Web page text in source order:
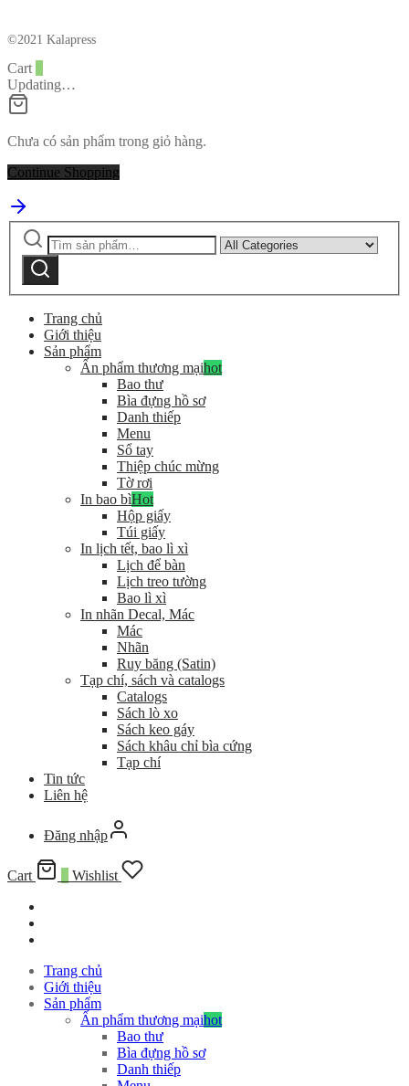
©2021 Kalapress
Cart
Updating…
Chưa có sản phẩm trong giỏ hàng.
Continue Shopping
Tìm
kiếm:
Narrow
by
Tìm
kiếm
Trang chủ
Giới thiệu
Sản phẩm
Ấn phẩm thương mạihot
Bao thư
Bìa đựng hồ sơ
Danh thiếp
Menu
Sổ tay
Thiệp chúc mừng
Tờ rơi
In bao bìHot
Hộp giấy
Túi giấy
In lịch tết, bao lì xì
Lịch để bàn
Lịch treo tường
Bao lì xì
In nhãn Decal, Mác
Mác
Nhãn
Ruy băng (Satin)
Tạp chí, sách và catalogs
Catalogs
Sách lò xo
Sách keo gáy
Sách khâu chỉ bìa cứng
Tạp chí
Tin tức
Liên hệ
Đăng nhập
Cart Wishlist
Trang chủ
Giới thiệu
Sản phẩm
Ấn phẩm thương mạihot
Bao thư
Bìa đựng hồ sơ
Danh thiếp